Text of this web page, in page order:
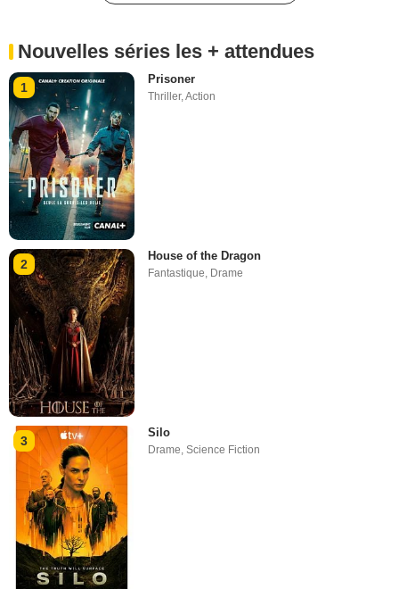
Nouvelles séries les + attendues
1
Prisoner
Thriller,Action
2
House of the Dragon
Fantastique, Drame
3
Silo
Drame,Science Fiction